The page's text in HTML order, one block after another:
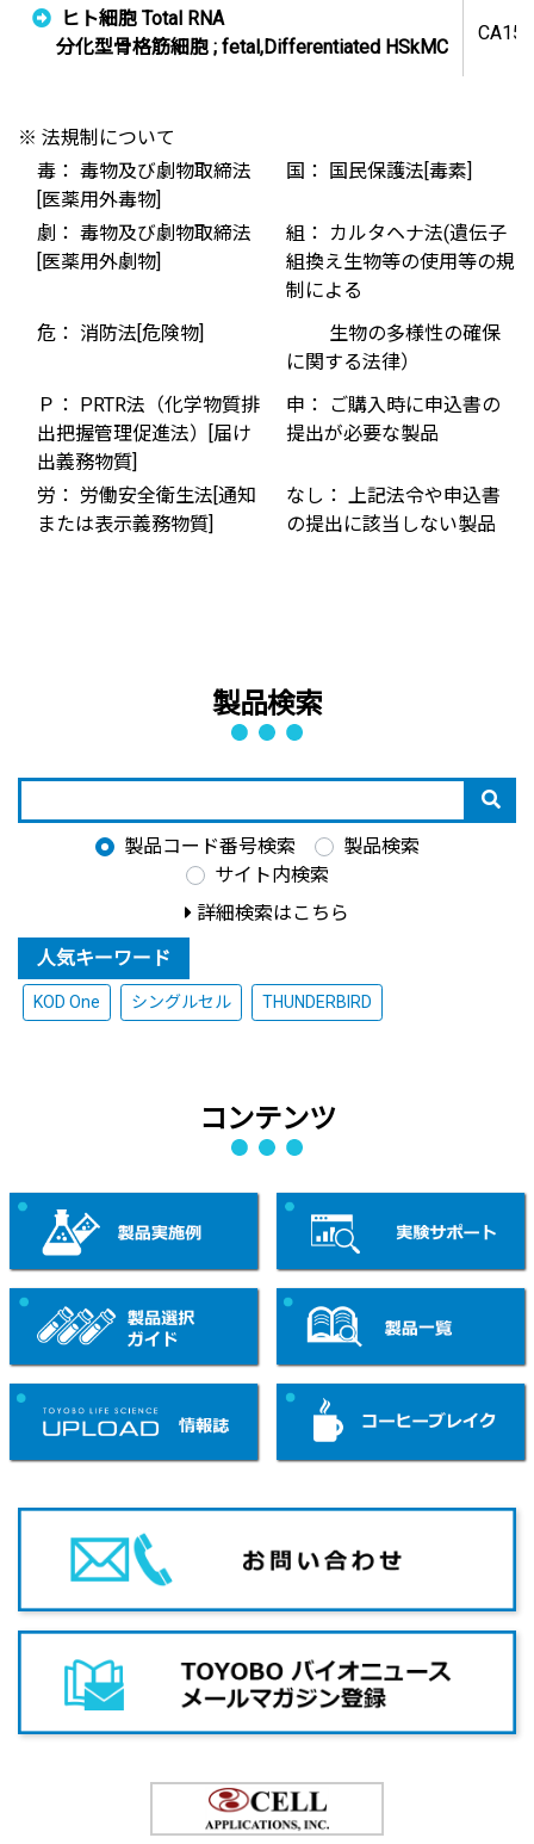
ヒト細胞 Total RNA
分化型骨格筋細胞 ; fetal,Differentiated HSkMC
※ 法規制について
毒： 毒物及び劇物取締法
[医薬用外毒物]
国： 国民保護法[毒素]
劇： 毒物及び劇物取締法
[医薬用外劇物]
組： カルタヘナ法(遺伝子
組換え生物等の使用等の規
制による
危： 消防法[危険物]
生物の多様性の確保
に関する法律）
Ｐ： PRTR法（化学物質排
出把握管理促進法）[届け
出義務物質]
申： ご購入時に申込書の
提出が必要な製品
労： 労働安全衛生法[通知
または表示義務物質]
なし： 上記法令や申込書
の提出に該当しない製品
製品検索
製品コード番号検索
製品検索
サイト内検索
詳細検索はこちら
人気キーワード
KOD One シングルセル THUNDERBIRD
コンテンツ